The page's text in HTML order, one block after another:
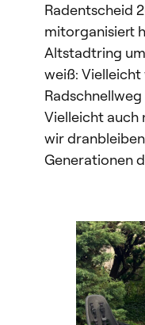
Radentscheid
mitorganisiert
Altstadtring
weiß:
Vielleicht auch
wir
Generationen